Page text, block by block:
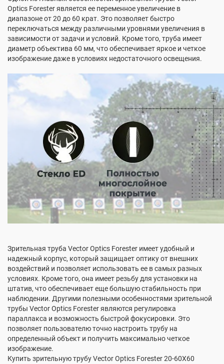
Optics Forester является ее переменное увеличение в
диапазоне от 20 до 60 крат. Это позволяет быстро
переключаться между различными уровнями увеличения в
зависимости от задачи и условий. Кроме того, труба имеет
диаметр объектива 60 мм, что обеспечивает яркое и четкое
изображение даже в условиях недостаточного освещения.
Зрительная труба Vector Optics Forester имеет удобный и
надежный корпус, который защищает оптику от внешних
воздействий и позволяет использовать ее в самых разных
условиях. Кроме того, она имеет резьбу для установки на
штатив, что обеспечивает еще большую стабильность при
наблюдении. Другими полезными особенностями зрительной
трубы Vector Optics Forester являются регулировка
параллакса и возможность быстрой фокусировки. Это
позволяет пользователю точно настроить трубу на
определенный объект и получить максимально четкое
изображение.
Купить зрительную трубу Vector Optics Forester 20-60X60